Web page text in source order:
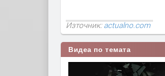
Източник:actualno.com
Видеа по темата